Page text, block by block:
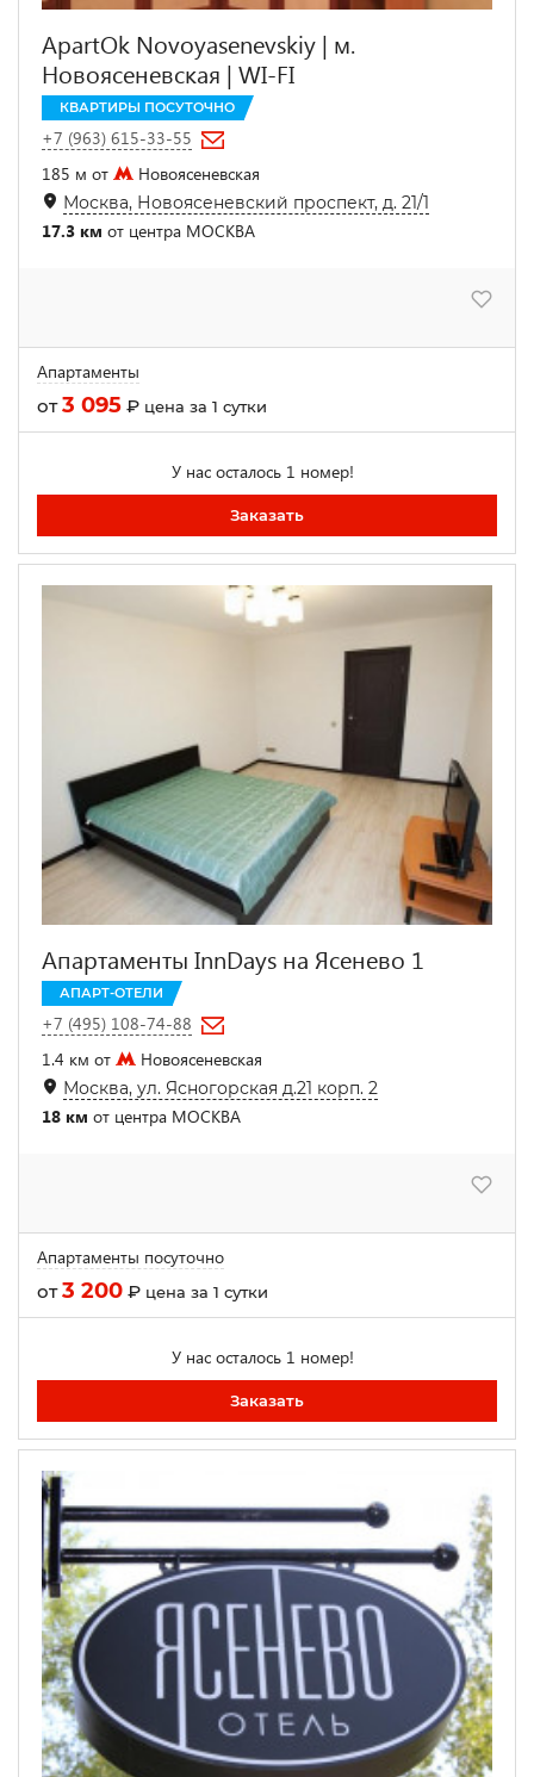
ApartOk Novoyasenevskiy | м.
Новоясеневская | WI-FI
КВАРТИРЫ ПОСУТОЧНО
+7 (963) 615-33-55
185 м от
Новоясеневская
Москва, Новоясеневский проспект, д. 21/1
17.3 км от центра МОСКВА
Апартаменты
от3 095 ₽ цена за 1 сутки
У нас осталось 1 номер!
Заказать
Апартаменты InnDays на Ясенево 1
АПАРТ-ОТЕЛИ
+7 (495) 108-74-88
1.4 км от
Новоясеневская
Москва, ул. Ясногорская д.21 корп. 2
18 км от центра МОСКВА
Апартаменты посуточно
от3 200 ₽ цена за 1 сутки
У нас осталось 1 номер!
Заказать